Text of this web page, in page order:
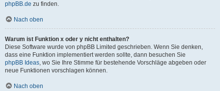
phpBB.de zu finden.
Nach oben
Warum ist Funktion x oder y nicht enthalten?
Diese Software wurde von phpBB Limited geschrieben. Wenn Sie denken,
dass eine Funktion implementiert werden sollte, dann besuchen Sie
phpBB Ideas, wo Sie Ihre Stimme für bestehende Vorschläge abgeben oder
neue Funktionen vorschlagen können.
Nach oben